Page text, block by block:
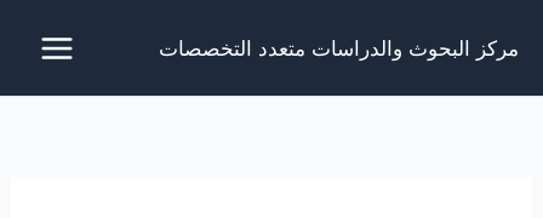
مركز البحوث والدراسات متعدد التخصصات